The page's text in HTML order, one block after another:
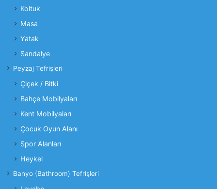
Koltuk
Masa
Yatak
Sandalye
Peyzaj Tefrişleri
Çiçek / Bitki
Bahçe Mobilyaları
Kent Mobilyaları
Çocuk Oyun Alanı
Spor Alanları
Heykel
Banyo (Bathroom) Tefrişleri